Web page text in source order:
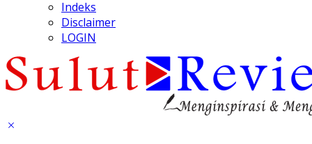
Indeks
Disclaimer
LOGIN